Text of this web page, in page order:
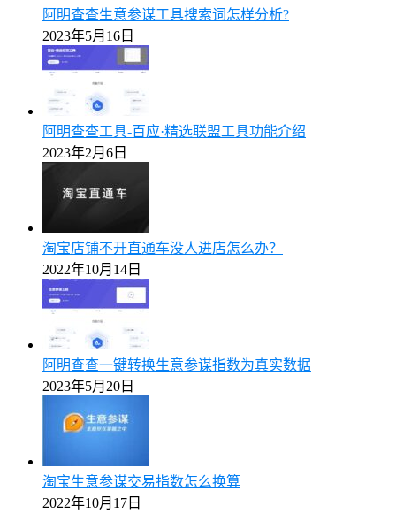
阿明查查生意参谋工具搜索词怎样分析?
2023年5月16日
阿明查查工具-百应·精选联盟工具功能介绍
2023年2月6日
淘宝店铺不开直通车没人进店怎么办？
2022年10月14日
阿明查查一键转换生意参谋指数为真实数据
2023年5月20日
淘宝生意参谋交易指数怎么换算
2022年10月17日